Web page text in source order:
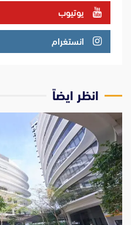
يوتيوب
انستغرام
انظر ايضاً